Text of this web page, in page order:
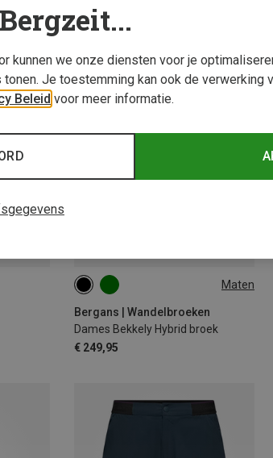
Maten
Bergans | Wandelbroeken
Dames Bekkely Hybrid broek
€ 249,95
XS S
kunnen we onze diensten voor je
Je toestemming kan ook de verwerking
Beleid voor meer informatie.